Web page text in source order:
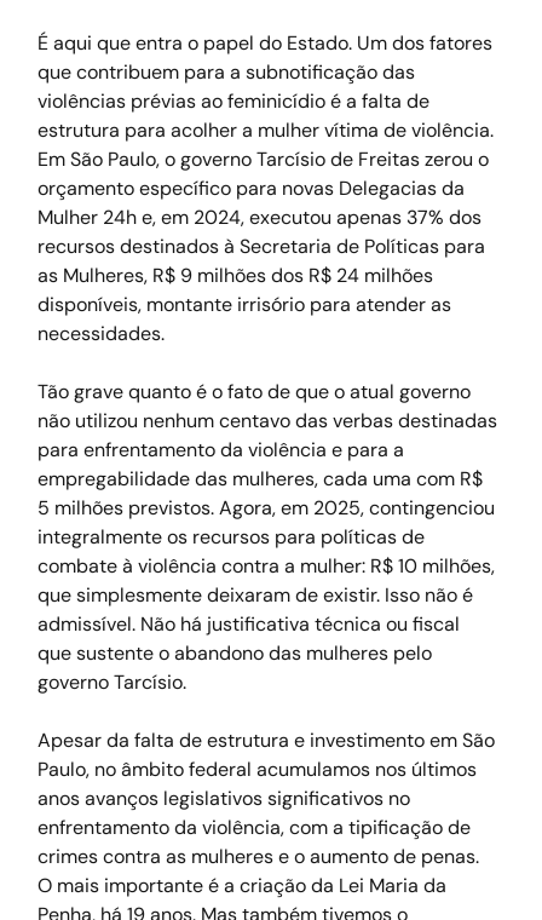
É aqui que entra o papel do Estado. Um dos fatores
que contribuem para a subnotificação das
violências prévias ao feminicídio é a falta de
estrutura para acolher a mulher vítima de violência.
Em São Paulo, o governo Tarcísio de Freitas zerou o
orçamento específico para novas Delegacias da
Mulher 24h e, em 2024, executou apenas 37% dos
recursos destinados à Secretaria de Políticas para
as Mulheres, R$ 9 milhões dos R$ 24 milhões
disponíveis, montante irrisório para atender as
necessidades.
Tão grave quanto é o fato de que o atual governo
não utilizou nenhum centavo das verbas destinadas
para enfrentamento da violência e para a
empregabilidade das mulheres, cada uma com R$
5 milhões previstos. Agora, em 2025, contingenciou
integralmente os recursos para políticas de
combate à violência contra a mulher: R$ 10 milhões,
que simplesmente deixaram de existir. Isso não é
admissível. Não há justificativa técnica ou fiscal
que sustente o abandono das mulheres pelo
governo Tarcísio.
Apesar da falta de estrutura e investimento em São
Paulo, no âmbito federal acumulamos nos últimos
anos avanços legislativos significativos no
enfrentamento da violência, com a tipificação de
crimes contra as mulheres e o aumento de penas.
O mais importante é a criação da Lei Maria da
Penha, há 19 anos. Mas também tivemos o